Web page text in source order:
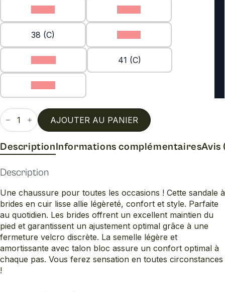
38 (C)
41 (C)
quantité
de
D1k51
AJOUTER AU PANIER
DescriptionInformations complémentairesAvis
Description
Une chaussure pour toutes les occasions ! Cette sandale à
brides en cuir lisse allie légèreté, confort et style. Parfaite
au quotidien. Les brides offrent un excellent maintien du
pied et garantissent un ajustement optimal grâce à une
fermeture velcro discrète. La semelle légère et
amortissante avec talon bloc assure un confort optimal à
chaque pas. Vous ferez sensation en toutes circonstances
!